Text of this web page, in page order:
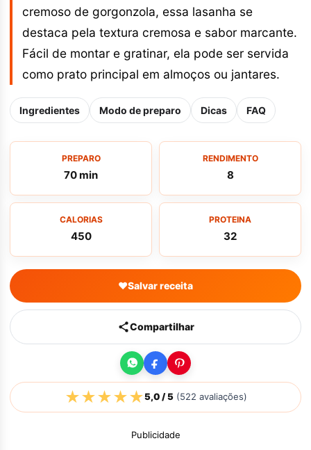
cremoso de gorgonzola, essa lasanha se
destaca pela textura cremosa e sabor marcante.
Fácil de montar e gratinar, ela pode ser servida
como prato principal em almoços ou jantares.
Ingredientes Modo de preparo Dicas FAQ
PREPARO
70 min
RENDIMENTO
8
CALORIAS
450
PROTEINA
32
♥Salvar receita
Compartilhar
★★★★★5,0/ 5(522 avaliações)
Publicidade